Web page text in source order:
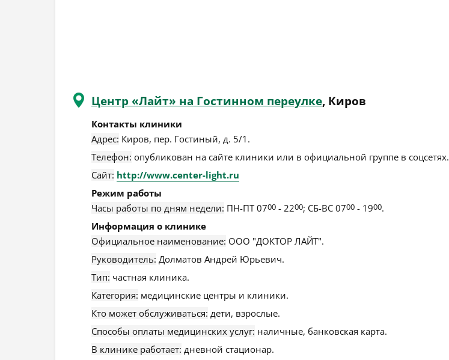
Центр «Лайт» на Гостинном переулке, Киров
Контакты клиники
Адрес: Киров, пер. Гостиный, д. 5/1 .
Телефон: опубликован на сайте клиники или в официальной группе в соцсетях.
Сайт: http://www.center-light.ru
Режим работы
Часы работы по дням недели: ПН-ПТ 0700 - 2200; СБ-ВС 0700 - 1900.
Информация о клинике
Официальное наименование: ООО "ДОКТОР ЛАЙТ".
Руководитель: Долматов Андрей Юрьевич.
Тип: частная клиника.
Категория: медицинские центры и клиники.
Кто может обслуживаться: дети, взрослые.
Способы оплаты медицинских услуг: наличные, банковская карта.
В клинике работает: дневной стационар.